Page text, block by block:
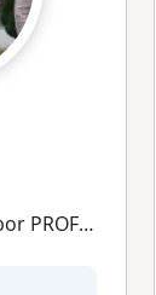
en Gran Concepción